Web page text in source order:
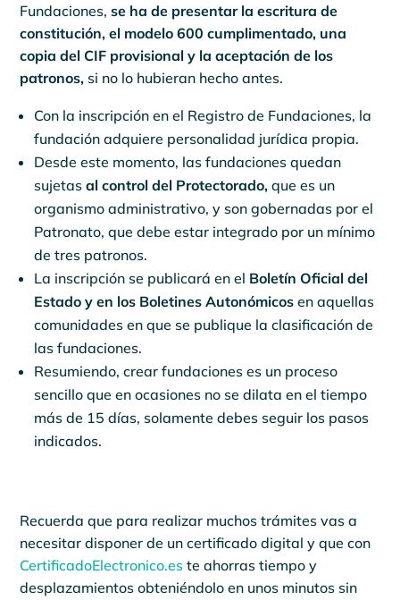
Fundaciones, se ha de presentar la escritura de
constitución, el modelo 600 cumplimentado, una
copia del CIF provisional y la aceptación de los
patronos, si no lo hubieran hecho antes.
Con la inscripción en el Registro de Fundaciones, la
fundación adquiere personalidad jurídica propia.
Desde este momento, las fundaciones quedan
sujetas al control del Protectorado, que es un
organismo administrativo, y son gobernadas por el
Patronato, que debe estar integrado por un mínimo
de tres patronos.
La inscripción se publicará en el Boletín Oficial del
Estado y en los Boletines Autonómicos en aquellas
comunidades en que se publique la clasificación de
las fundaciones.
Resumiendo, crear fundaciones es un proceso
sencillo que en ocasiones no se dilata en el tiempo
más de 15 días, solamente debes seguir los pasos
indicados.
Recuerda que para realizar muchos trámites vas a
necesitar disponer de un certificado digital y que con
CertificadoElectronico.es te ahorras tiempo y
desplazamientos obteniéndolo en unos minutos sin